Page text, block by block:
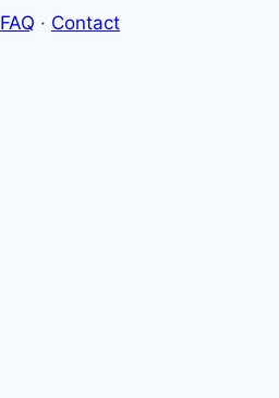
FAQ · Contact